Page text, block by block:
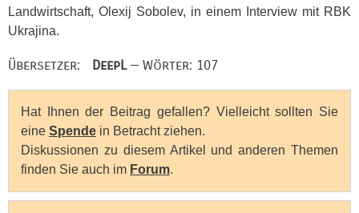
Landwirtschaft, Olexij Sobolev, in einem Interview mit RBK
Ukrajina.
Übersetzer: DeepL— Wörter: 107
Hat Ihnen der Beitrag gefallen? Vielleicht sollten Sie
eine Spende in Betracht ziehen.
Diskussionen zu diesem Artikel und anderen Themen
finden Sie auch im Forum.